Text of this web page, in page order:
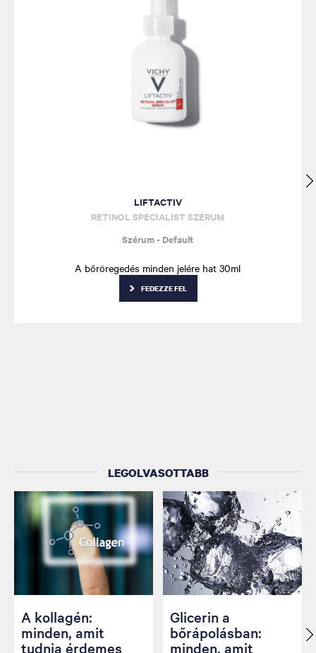
LIFTACTIV
RETINOL SPECIALIST SZÉRUM
Szérum - Default
A bőröregedés minden jelére hat 30ml
FEDEZZE FEL
LEGOLVASOTTABB
A kollagén:
minden, amit
tudnia érdemes
Glicerin a
bőrápolásban:
minden, amit